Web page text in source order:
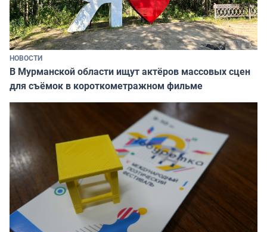
НОВОСТИ
В Мурманской области ищут актёров массовых сцен
для съёмок в короткометражном фильме